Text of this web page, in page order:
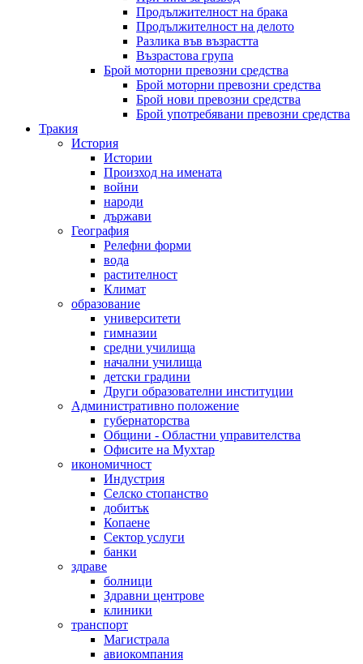
Продължителност на брака
Продължителност на делото
Разлика във възрастта
Възрастова група
Брой моторни превозни средства
Брой моторни превозни средства
Брой нови превозни средства
Брой употребявани превозни средства
Тракия
История
Истории
Произход на имената
войни
народи
държави
География
Релефни форми
вода
растителност
Климат
образование
университети
гимназии
средни училища
начални училища
детски градини
Други образователни институции
Административно положение
губернаторства
Общини - Областни управителства
Офисите на Мухтар
икономичност
Индустрия
Селско стопанство
добитък
Копаене
Сектор услуги
банки
здраве
болници
Здравни центрове
клиники
транспорт
Магистрала
авиокомпания